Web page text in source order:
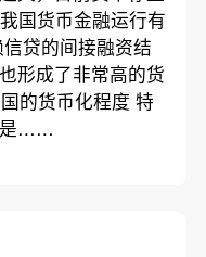
国货币金融运行有
贷的间接融资结
形成了非常高的货
的货币化程度 特
是……